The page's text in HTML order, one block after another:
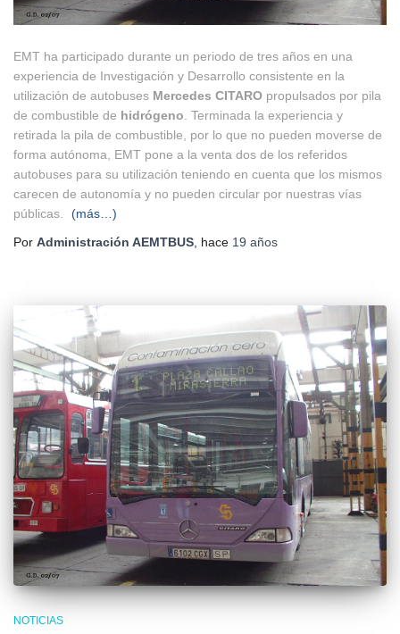
EMT ha participado durante un periodo de tres años en una
experiencia de Investigación y Desarrollo consistente en la
utilización de autobuses Mercedes CITARO propulsados por pila
de combustible de hidrógeno . Terminada la experiencia y
retirada la pila de combustible, por lo que no pueden moverse de
forma autónoma, EMT pone a la venta dos de los referidos
autobuses para su utilización teniendo en cuenta que los mismos
carecen de autonomía y no pueden circular por nuestras vías
públicas.
(más…)
Por Administración AEMTBUS , hace 19 años
NOTICIAS